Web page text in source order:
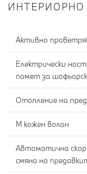
ИНТЕРИОРНО
Активно
Електрически
памет за
Отопление на
M кожен волан
Автоматична
смяна на